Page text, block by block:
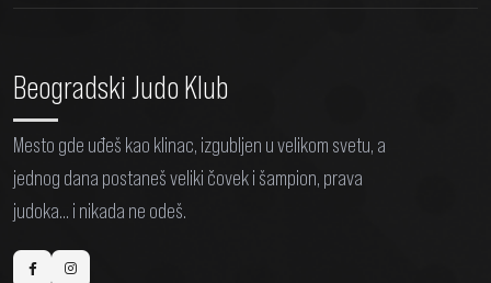
Beogradski Judo Klub
Mesto gde uđeš kao klinac, izgubljen u velikom svetu, a
jednog dana postaneš veliki čovek i šampion, prava
judoka... i nikada ne odeš.